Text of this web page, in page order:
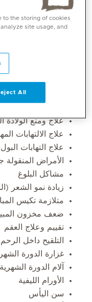
متابعة الحمل
الولادة المهبلية
الولادة القيصرية
علاج ومنع الولادة
علاج الالتهابات
علاج التهابات
الأمراض المنقولة
مشاكل البلوغ
زيادة نمو الشعر
متلازمة تكيس
ضعف مخزون
تقييم وعلاج العقم
التلقيح داخل الرحم
غزارة الدورة
آلام الدورة الشهرية
الأورام الليفية
سن اليأس
to the storing of cookies
site usage, and
All